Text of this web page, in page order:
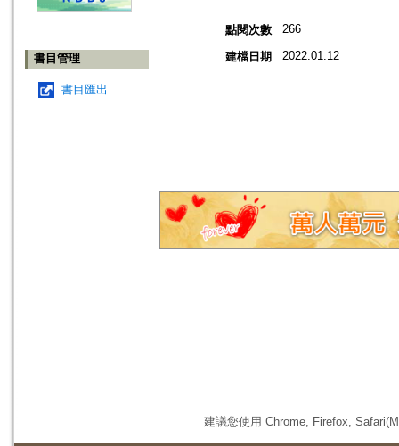
書目管理
書目匯出
點閱次數 266
建檔日期 2022.01.12
建議您使用 Chrome, Firefox,